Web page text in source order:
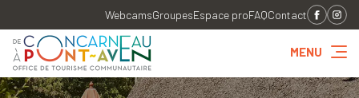
WebcamsGroupesEspace proFAQContact
MENU